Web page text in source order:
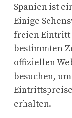
Spanien ist
Einige
freien Eintritt
bestimmten
offiziellen
besuchen,
erhalten.